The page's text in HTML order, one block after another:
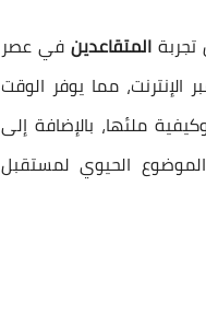
المتقاعدينفي عصر
مما يوفر الوقت
ملئها، بالإضافة إلى
الحيوي لمستقبل